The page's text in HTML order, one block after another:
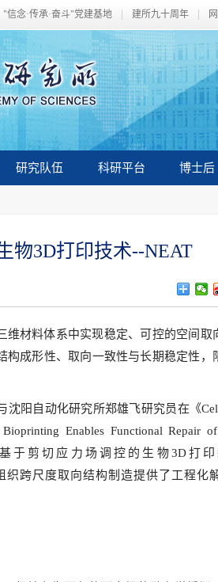
"信念·传承·奋斗"党建基地 建所九十周年
研究队伍 科研平台 博士后
物3D打印技术--NEAT
材料体系中实现稳定、可控的空间取
成形性、取向一致性与长期稳定性，
阳自动化研究所郑雄飞研究员在《Cell
Enables Functional Repair
于剪切应力场调控的生物3D打
织跨尺度取向结构制造提供了工程化